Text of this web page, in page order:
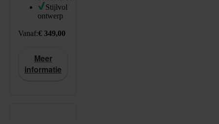
Stijlvol
ontwerp
349
EUR
https://schema.org/InStock
Standaard prijs: € 349,00
Vanaf:€ 349,00
Meer
informatie